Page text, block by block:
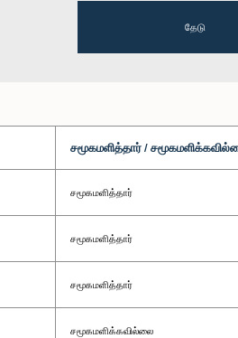
தேடு
சமூகமளித்தார் /
சமூகமளித்தார்
சமூகமளித்தார்
சமூகமளித்தார்
சமூகமளிக்கவில்லை